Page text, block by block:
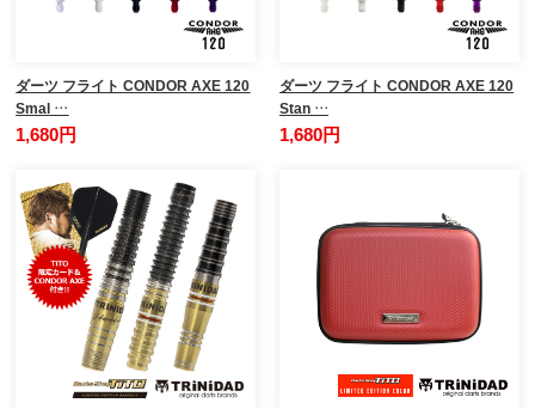
ダーツ フライト CONDOR AXE 120
Smal …
1,680円
ダーツ フライト CONDOR AXE 120
Stan …
1,680円